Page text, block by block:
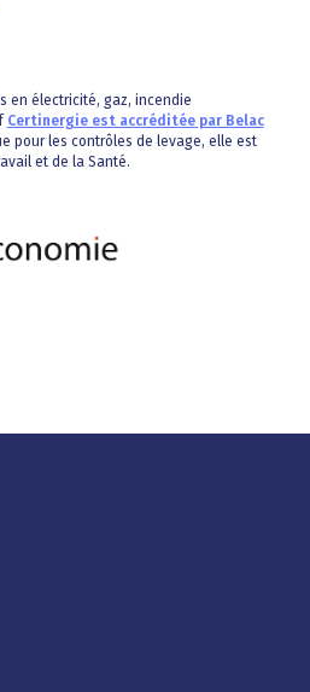
en électricité, gaz, incendie
Certinergie est accréditée par Belac
pour les contrôles de levage, elle est
et de la Santé.